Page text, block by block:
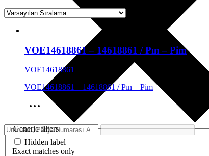
VOE14618861 – 14618861 / Pın – Pim
VOE14618861
VOE14618861 – 14618861 / Pın – Pim
Generic filters
Hidden label
Exact matches only